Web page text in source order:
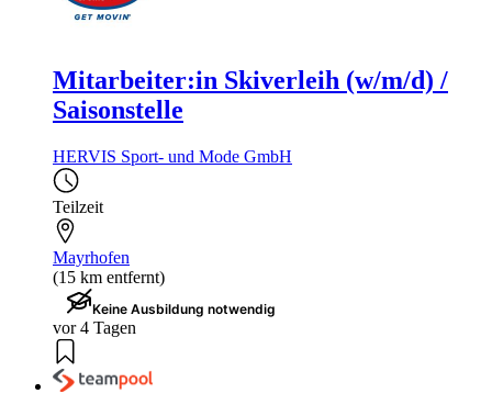
Mitarbeiter:in Skiverleih (w/m/d) /
Saisonstelle
HERVIS Sport- und Mode GmbH
Teilzeit
Mayrhofen
(15 km entfernt)
Keine Ausbildung notwendig
vor 4 Tagen